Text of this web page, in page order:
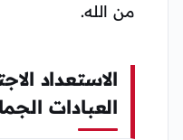
من الله.
الاستعداد
العبادات